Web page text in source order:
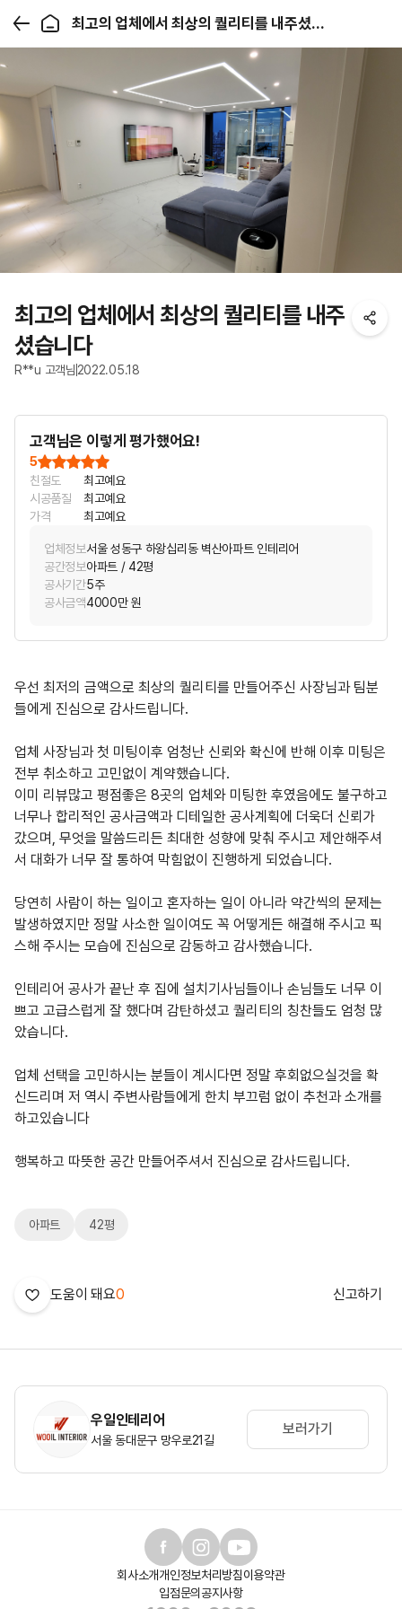
최고의 업체에서 최상의 퀄리티를 내주셨습니다
최고의 업체에서 최상의 퀄리티를 내주
셨습니다
R**u 고객님2022.05.18
고객님은 이렇게 평가했어요!
5
친절도
최고예요
시공품질
최고예요
가격
최고예요
업체정보서울 성동구 하왕십리동 벽산아파트 인테리어
공간정보아파트 / 42평
공사기간5주
공사금액4000만 원
우선 최저의 금액으로 최상의 퀄리티를 만들어주신 사장님과 팀분
들에게 진심으로 감사드립니다.
업체 사장님과 첫 미팅이후 엄청난 신뢰와 확신에 반해 이후 미팅은
전부 취소하고 고민없이 계약했습니다.
이미 리뷰많고 평점좋은 8곳의 업체와 미팅한 후였음에도 불구하고
너무나 합리적인 공사금액과 디테일한 공사계획에 더욱더 신뢰가
갔으며, 무엇을 말씀드리든 최대한 성향에 맞춰 주시고 제안해주셔
서 대화가 너무 잘 통하여 막힘없이 진행하게 되었습니다.
당연히 사람이 하는 일이고 혼자하는 일이 아니라 약간씩의 문제는
발생하였지만 정말 사소한 일이여도 꼭 어떻게든 해결해 주시고 픽
스해 주시는 모습에 진심으로 감동하고 감사했습니다.
인테리어 공사가 끝난 후 집에 설치기사님들이나 손님들도 너무 이
쁘고 고급스럽게 잘 했다며 감탄하셨고 퀄리티의 칭찬들도 엄청 많
았습니다.
업체 선택을 고민하시는 분들이 계시다면 정말 후회없으실것을 확
신드리며 저 역시 주변사람들에게 한치 부끄럼 없이 추천과 소개를
하고있습니다
행복하고 따뜻한 공간 만들어주셔서 진심으로 감사드립니다.
아파트 42평
도움이 돼요0 신고하기
우일인테리어
서울 동대문구 망우로21길
보러가기
회사소개개인정보처리방침이용약관
입점문의 공지사항